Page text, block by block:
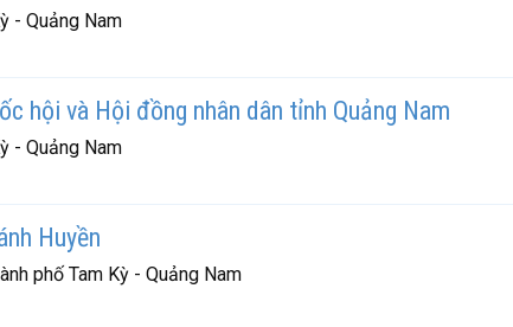
- Quảng Nam
hội và Hội đồng nhân dân tỉnh Quảng Nam
- Quảng Nam
Huyền
phố Tam Kỳ - Quảng Nam